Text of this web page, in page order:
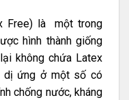
Free) là một trong
hình thành giống
không chứa Latex
dị ứng ở một số có
chống nước, kháng